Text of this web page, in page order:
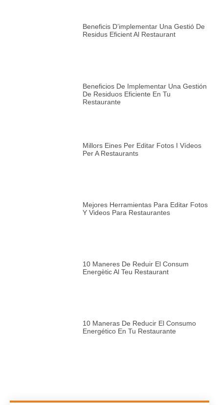
Beneficis D’implementar Una Gestió De
Residus Eficient Al Restaurant
Beneficios De Implementar Una Gestión
De Residuos Eficiente En Tu
Restaurante
Millors Eines Per Editar Fotos I Vídeos
Per A Restaurants
Mejores Herramientas Para Editar Fotos
Y Videos Para Restaurantes
10 Maneres De Reduir El Consum
Energètic Al Teu Restaurant
10 Maneras De Reducir El Consumo
Energético En Tu Restaurante